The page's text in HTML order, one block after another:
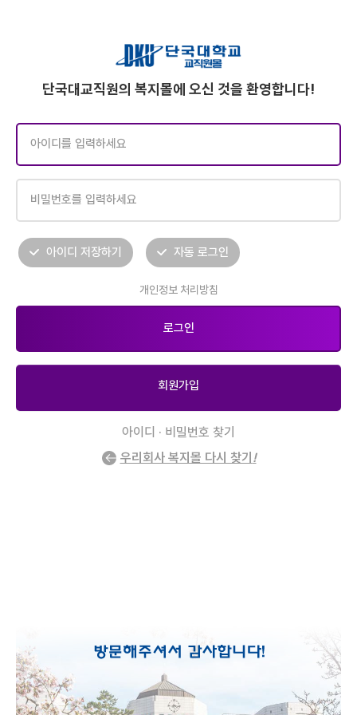
단국대교직원의 복지몰에 오신 것을 환영합니다!
아이디 저장하기 자동 로그인
개인정보 처리방침
회원가입
아이디 · 비밀번호 찾기
우리회사 복지몰 다시 찾기 !